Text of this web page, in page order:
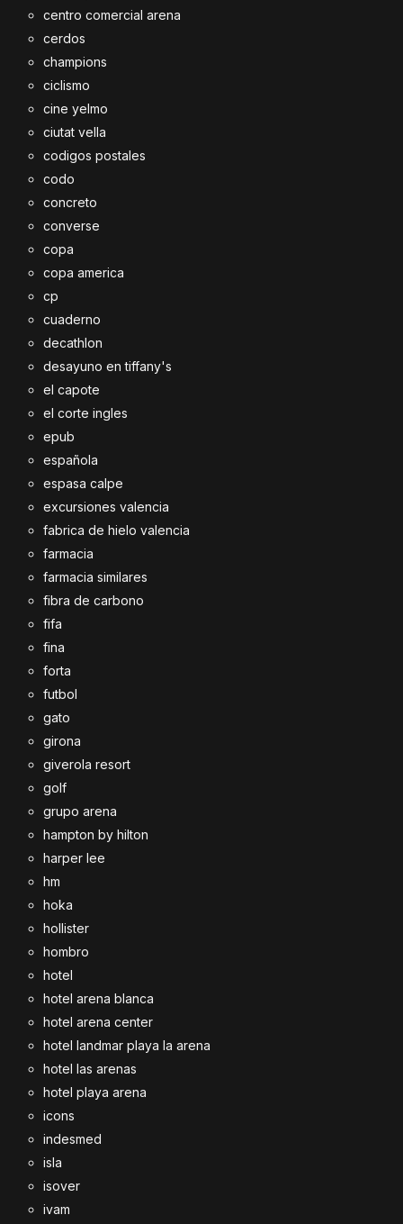
centro comercial arena
cerdos
champions
ciclismo
cine yelmo
ciutat vella
codigos postales
codo
concreto
converse
copa
copa america
cp
cuaderno
decathlon
desayuno en tiffany's
el capote
el corte ingles
epub
española
espasa calpe
excursiones valencia
fabrica de hielo valencia
farmacia
farmacia similares
fibra de carbono
fifa
fina
forta
futbol
gato
girona
giverola resort
golf
grupo arena
hampton by hilton
harper lee
hm
hoka
hollister
hombro
hotel
hotel arena blanca
hotel arena center
hotel landmar playa la arena
hotel las arenas
hotel playa arena
icons
indesmed
isla
isover
ivam